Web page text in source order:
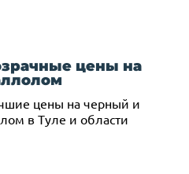
цены на
цены на черный и
в Туле и области